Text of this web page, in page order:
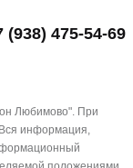
(938) 475-54-69
Любимово". При
информация,